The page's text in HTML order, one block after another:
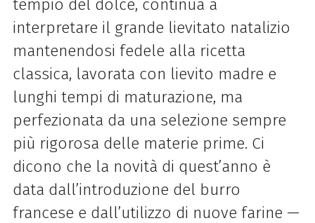
tempio del dolce, continua a
interpretare il grande lievitato natalizio
mantenendosi fedele alla ricetta
classica, lavorata con lievito madre e
lunghi tempi di maturazione, ma
perfezionata da una selezione sempre
più rigorosa delle materie prime. Ci
dicono che la novità di quest’anno è
data dall’introduzione del burro
francese e dall’utilizzo di nuove farine —